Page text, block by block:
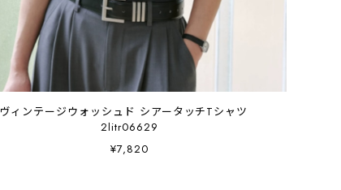
ヴィンテージウォッシュド シアータッチTシャツ
2litr06629
¥7,820